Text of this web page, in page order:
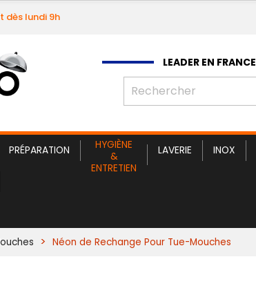
dès lundi 9h
LEADER EN FRANCE
PRÉPARATION
HYGIÈNE
&
ENTRETIEN
LAVERIE INOX
Néon de Rechange Pour Tue-Mouches